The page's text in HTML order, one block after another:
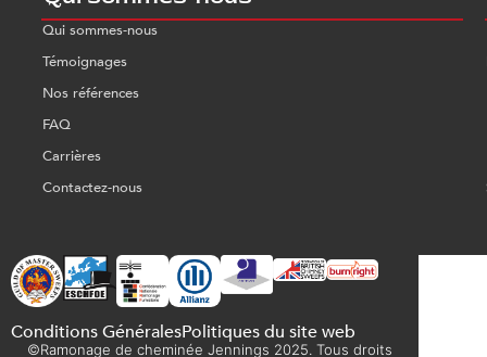
Qui sommes-nous
Témoignages
Nos références
FAQ
Carrières
Contactez-nous
Conditions GénéralesPolitiques du site web
©Ramonage de cheminée Jennings 2025. Tous droits